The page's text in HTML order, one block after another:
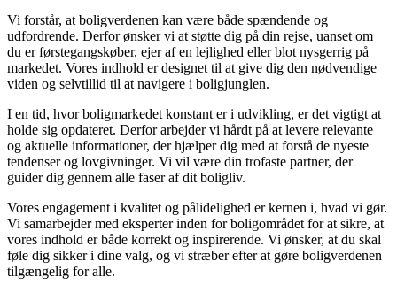
Vi forstår, at boligverdenen kan være både spændende og
udfordrende. Derfor ønsker vi at støtte dig på din rejse, uanset om
du er førstegangskøber, ejer af en lejlighed eller blot nysgerrig på
markedet. Vores indhold er designet til at give dig den nødvendige
viden og selvtillid til at navigere i boligjunglen.
I en tid, hvor boligmarkedet konstant er i udvikling, er det vigtigt at
holde sig opdateret. Derfor arbejder vi hårdt på at levere relevante
og aktuelle informationer, der hjælper dig med at forstå de nyeste
tendenser og lovgivninger. Vi vil være din trofaste partner, der
guider dig gennem alle faser af dit boligliv.
Vores engagement i kvalitet og pålidelighed er kernen i, hvad vi gør.
Vi samarbejder med eksperter inden for boligområdet for at sikre, at
vores indhold er både korrekt og inspirerende. Vi ønsker, at du skal
føle dig sikker i dine valg, og vi stræber efter at gøre boligverdenen
tilgængelig for alle.